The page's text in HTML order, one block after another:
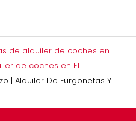
de alquiler de coches en
de coches en El
| Alquiler De Furgonetas Y